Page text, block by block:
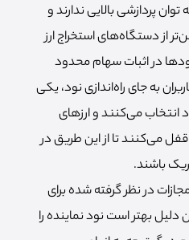
پردازشی بالایی ندارند و
از دستگاه‌های استخراج ارز
در اثبات سهام محدود
به جای راه‌اندازی نود، یکی
انتخاب می‌کنند و ارزهای
می‌کنند تا از این طریق در
باشند.
در نظر گرفته شده برای
بهتر است نود نماینده را